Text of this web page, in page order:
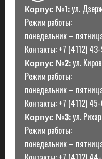
Корпус №1:ул.
Режим работы:
понедельник –
Контакты: +7 (4112)
Корпус №2:ул.
Режим работы:
понедельник –
Контакты: +7 (4112)
Корпус №3:ул.
Режим работы:
понедельник –